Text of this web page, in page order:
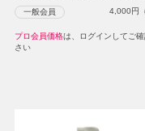
一般会員 4,000円
プロ会員価格は、ログインしてご
さい